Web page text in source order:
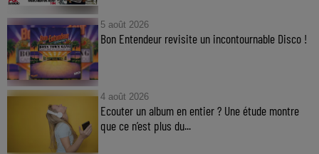
5 août 2026
Bon Entendeur revisite un incontournable Disco !
4 août 2026
Ecouter un album en entier ? Une étude montre
que ce n’est plus du...